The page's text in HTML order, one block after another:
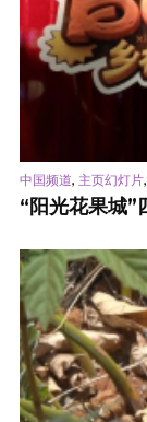
中国频道, 主页幻灯片,
“阳光花果城”